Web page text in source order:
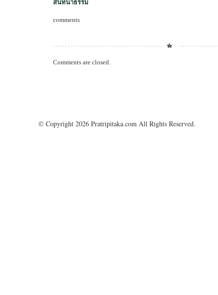
สนทนาธรรม
comments
Comments are closed.
© Copyright 2026 Pratripitaka.com All Rights Reserved.